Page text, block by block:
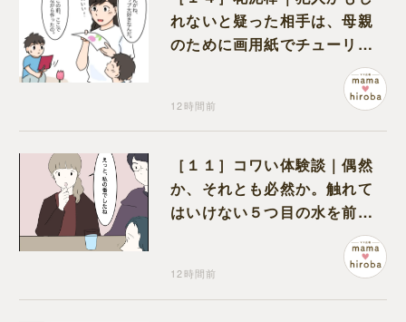
れないと疑った相手は、母親
のために画用紙でチューリッ
プを作っていただけだった
12時間前
［１１］コワい体験談｜偶然
か、それとも必然か。触れて
はいけない５つ目の水を前に
12時間前